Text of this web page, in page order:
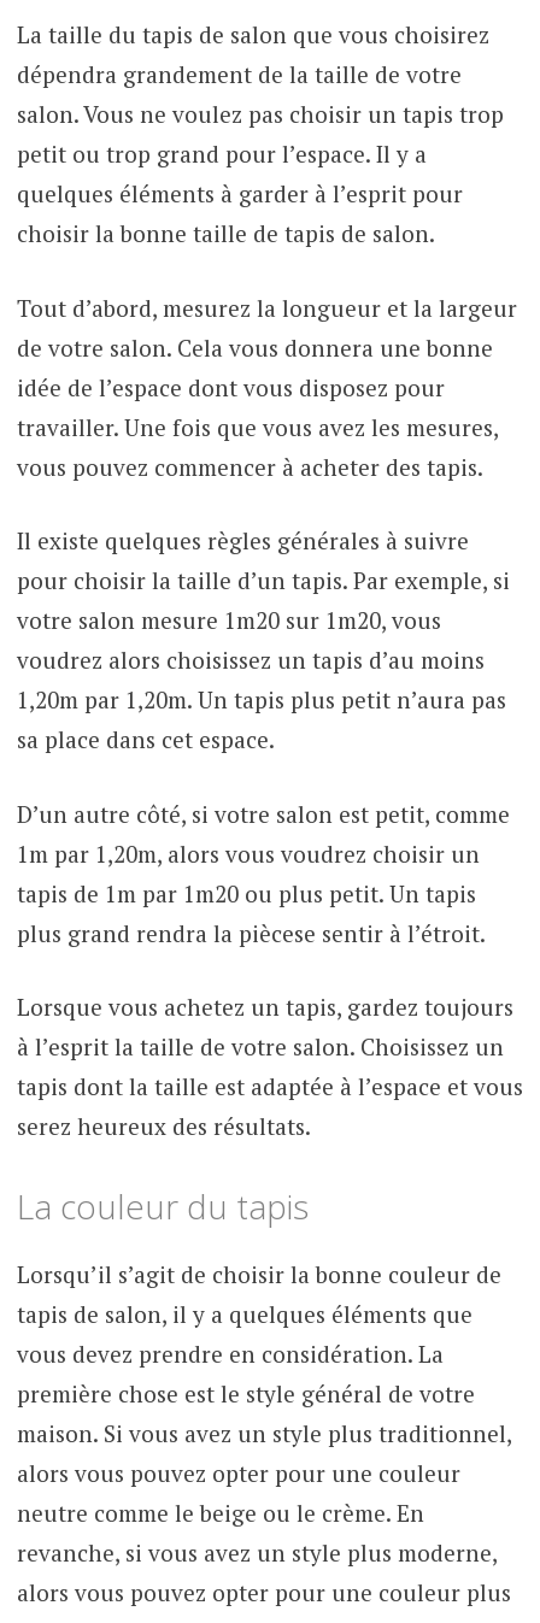
La taille du tapis de salon que vous choisirez
dépendra grandement de la taille de votre
salon. Vous ne voulez pas choisir un tapis trop
petit ou trop grand pour l’espace. Il y a
quelques éléments à garder à l’esprit pour
choisir la bonne taille de tapis de salon.
Tout d’abord, mesurez la longueur et la largeur
de votre salon. Cela vous donnera une bonne
idée de l’espace dont vous disposez pour
travailler. Une fois que vous avez les mesures,
vous pouvez commencer à acheter des tapis.
Il existe quelques règles générales à suivre
pour choisir la taille d’un tapis. Par exemple, si
votre salon mesure 1m20 sur 1m20, vous
voudrez alors choisissez un tapis d’au moins
1,20m par 1,20m. Un tapis plus petit n’aura pas
sa place dans cet espace.
D’un autre côté, si votre salon est petit, comme
1m par 1,20m, alors vous voudrez choisir un
tapis de 1m par 1m20 ou plus petit. Un tapis
plus grand rendra la piècese sentir à l’étroit.
Lorsque vous achetez un tapis, gardez toujours
à l’esprit la taille de votre salon. Choisissez un
tapis dont la taille est adaptée à l’espace et vous
serez heureux des résultats.
La couleur du tapis
Lorsqu’il s’agit de choisir la bonne couleur de
tapis de salon, il y a quelques éléments que
vous devez prendre en considération. La
première chose est le style général de votre
maison. Si vous avez un style plus traditionnel,
alors vous pouvez opter pour une couleur
neutre comme le beige ou le crème. En
revanche, si vous avez un style plus moderne,
alors vous pouvez opter pour une couleur plus